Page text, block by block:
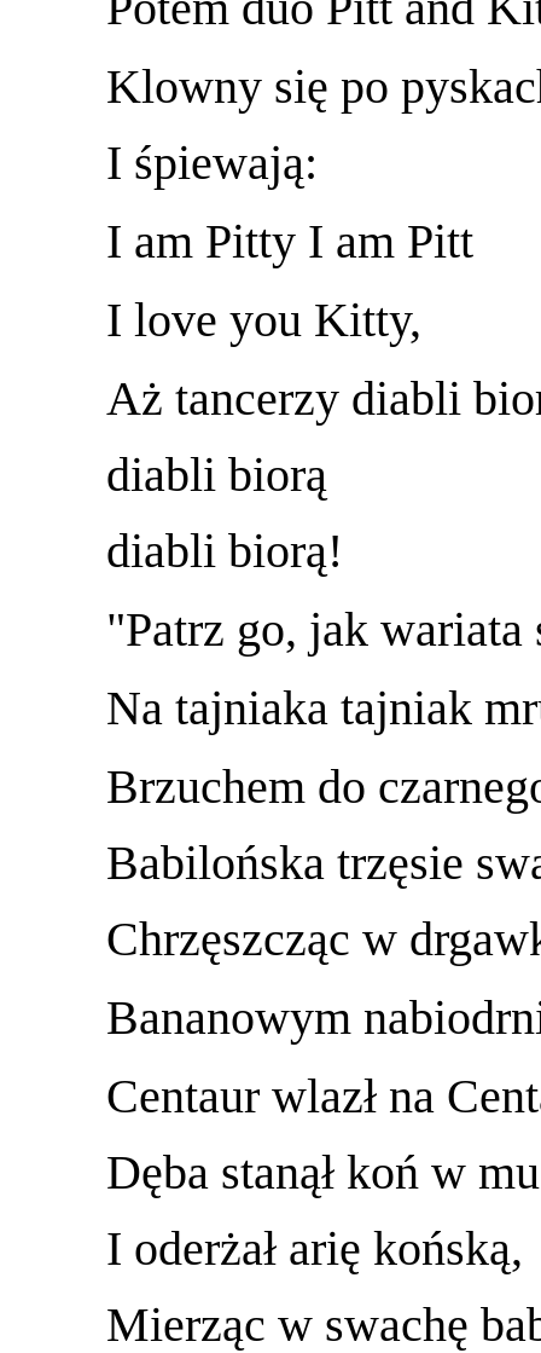
Klowny się po
I śpiewają:
I am Pitty I am Pitt
I love you Kitty,
Aż tancerzy diabli
diabli biorą
diabli biorą!
"Patrz go, jak wariata
Na tajniaka tajniak
Brzuchem do
Babilońska trzęsie
Chrzęszcząc w
Bananowym
Centaur wlazł na
Dęba stanął koń w
I oderżał arię końską,
Mierząc w swachę